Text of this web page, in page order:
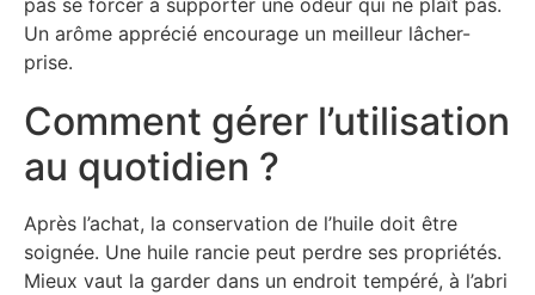
Un arôme apprécié encourage un meilleur lâcher-
prise.
Comment gérer l’utilisation
au quotidien ?
Après l’achat, la conservation de l’huile doit être
soignée. Une huile rancie peut perdre ses propriétés.
Mieux vaut la garder dans un endroit tempéré, à l’abri